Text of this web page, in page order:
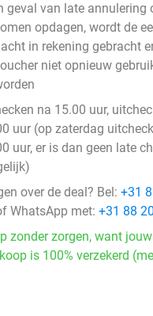
geval van late annulering
opdagen, wordt de
in rekening gebracht
niet opnieuw
na 15.00 uur,
uur (op zaterdag
uur, er is dan geen late
over de deal? Bel: +31
WhatsApp met: +31 88
zonder zorgen, want jouw
is 100% verzekerd